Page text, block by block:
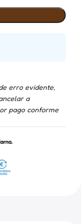
erro evidente,
a
pago conforme